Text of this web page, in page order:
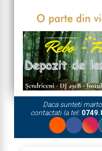
Daca sunteti
contactati la tel: